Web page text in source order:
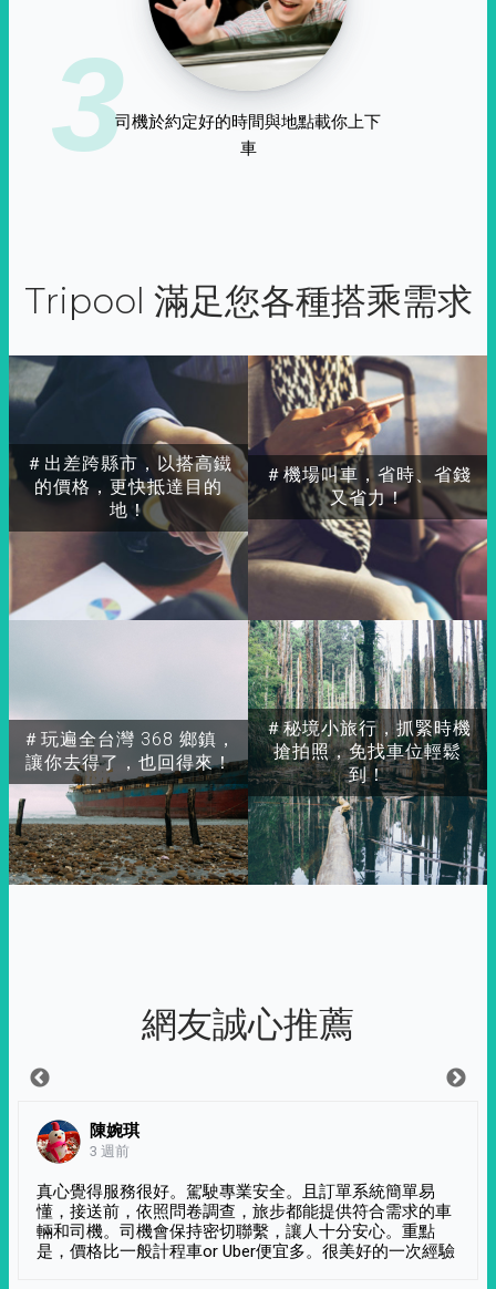
3司機於約定好的時間與地點載你上下
車
Tripool 滿足您各種搭乘需求
＃出差跨縣市，以搭高鐵
的價格，更快抵達目的
地！
＃玩遍全台灣 368 鄉鎮，
讓你去得了，也回得來！
＃秘境小旅行，抓緊時機
搶拍照，免找車位輕鬆
到！
＃機場叫車，省時、省錢
又省力！
網友誠心推薦
陳婉琪
3 週前
真心覺得服務很好。駕駛專業安全。且訂單系統簡單易
懂，接送前，依照問卷調查，旅步都能提供符合需求的車
輛和司機。司機會保持密切聯繫，讓人十分安心。重點
是，價格比一般計程車or Uber便宜多。很美好的一次經驗